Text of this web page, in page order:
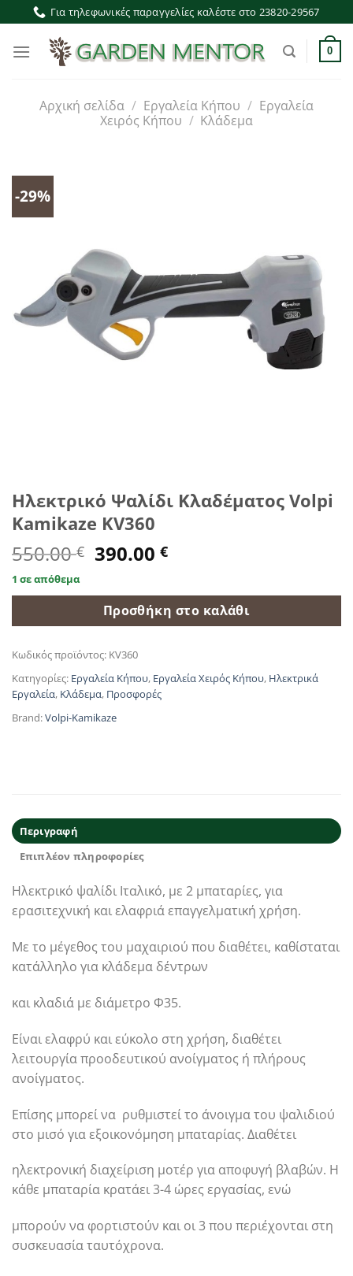
Μετάβαση
στο
περιεχόμενο
Για τηλεφωνικές παραγγελίες καλέστε στο 23820-29567
0
Αρχική σελίδα / Εργαλεία Κήπου / Εργαλεία
Χειρός Κήπου / Κλάδεμα
-29%
Ηλεκτρικό Ψαλίδι Κλαδέματος Volpi
Kamikaze KV360
550.00€ Original
was:
550.00 €.
390.00€Η
τιμή
είναι:
390.00 €.
1 σε απόθεμα
Προσθήκη στο καλάθι
Κωδικός προϊόντος: KV360
Κατηγορίες: Εργαλεία Κήπου, Εργαλεία Χειρός Κήπου, Ηλεκτρικά
Εργαλεία, Κλάδεμα, Προσφορές
Brand:Volpi-Kamikaze
Περιγραφή
Επιπλέον πληροφορίες
Ηλεκτρικό ψαλίδι Ιταλικό, με 2 μπαταρίες, για
ερασιτεχνική και ελαφριά επαγγελματική χρήση.
Με το μέγεθος του μαχαιριού που διαθέτει, καθίσταται
κατάλληλο για κλάδεμα δέντρων
και κλαδιά με διάμετρο Φ35.
Είναι ελαφρύ και εύκολο στη χρήση, διαθέτει
λειτουργία προοδευτικού ανοίγματος ή πλήρους
ανοίγματος.
Επίσης μπορεί να ρυθμιστεί το άνοιγμα του ψαλιδιού
στο μισό για εξοικονόμηση μπαταρίας. Διαθέτει
ηλεκτρονική διαχείριση μοτέρ για αποφυγή βλαβών. Η
κάθε μπαταρία κρατάει 3-4 ώρες εργασίας, ενώ
μπορούν να φορτιστούν και οι 3 που περιέχονται στη
συσκευασία ταυτόχρονα.